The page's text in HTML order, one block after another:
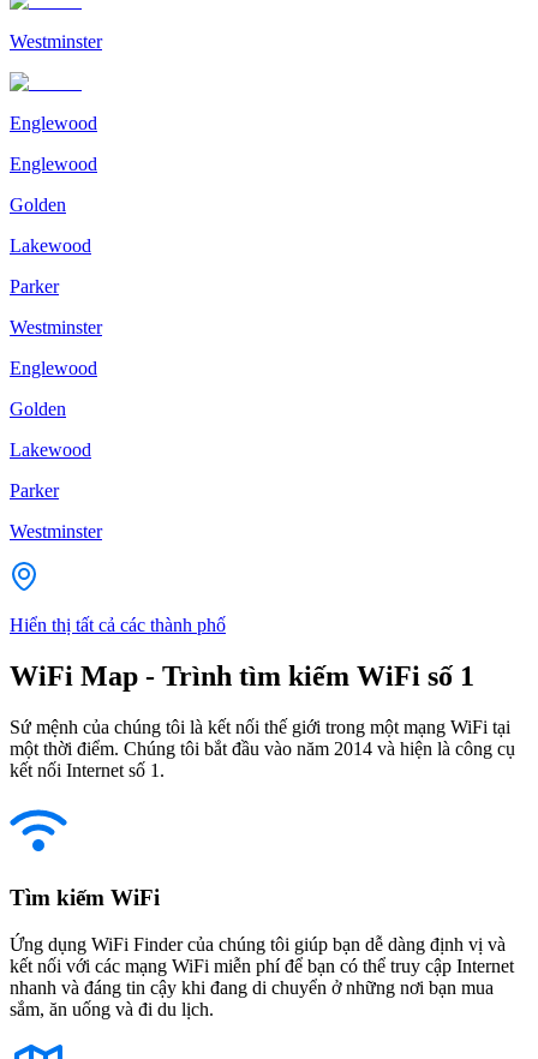
Westminster
Englewood
Englewood
Golden
Lakewood
Parker
Westminster
Englewood
Golden
Lakewood
Parker
Westminster
Hiển thị tất cả các thành phố
WiFi Map - Trình tìm kiếm WiFi số 1
Sứ mệnh của chúng tôi là kết nối thế giới trong một mạng WiFi tại
một thời điểm. Chúng tôi bắt đầu vào năm 2014 và hiện là công cụ
kết nối Internet số 1.
Tìm kiếm WiFi
Ứng dụng WiFi Finder của chúng tôi giúp bạn dễ dàng định vị và
kết nối với các mạng WiFi miễn phí để bạn có thể truy cập Internet
nhanh và đáng tin cậy khi đang di chuyển ở những nơi bạn mua
sắm, ăn uống và đi du lịch.